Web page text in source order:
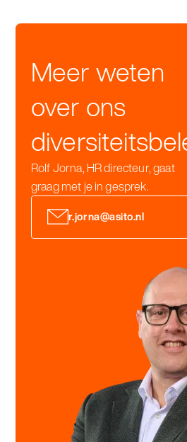
Meer weten
over ons
Rolf Jorna, HR directeur, gaat
graag met je in gesprek.
r.jorna@asito.nl